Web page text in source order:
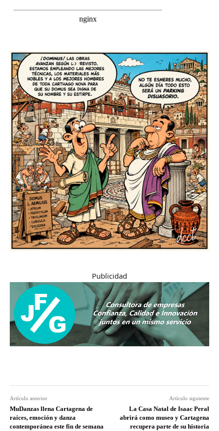
Publicidad
Artículo anterior
MuDanzas llena Cartagena de
raíces, emoción y danza
contemporánea este fin de semana
Artículo siguiente
La Casa Natal de Isaac Peral
abrirá como museo y Cartagena
recupera parte de su historia